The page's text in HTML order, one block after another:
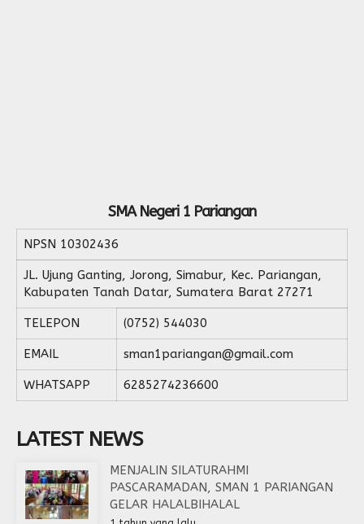
SMA Negeri 1 Pariangan
NPSN 10302436
JL. Ujung Ganting, Jorong, Simabur, Kec. Pariangan,
Kabupaten Tanah Datar, Sumatera Barat 27271
TELEPON (0752) 544030
EMAIL sman1pariangan@gmail.com
WHATSAPP 6285274236600
LATEST NEWS
MENJALIN SILATURAHMI
PASCARAMADAN, SMAN 1 PARIANGAN
GELAR HALALBIHALAL